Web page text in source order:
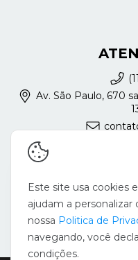
Av. São Paulo, 670
Este site usa cookies
ajudam a
nossa Politica de
navegando, você
condições.